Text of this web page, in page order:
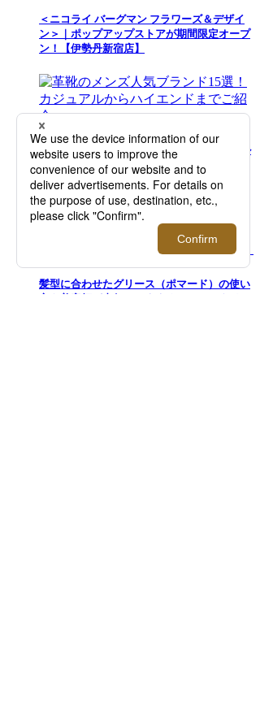
＜ニコライ バーグマン フラワーズ＆デザイ
ン＞｜ポップアップストアが期間限定オープ
ン！【伊勢丹新宿店】
革靴のメンズ人気ブランド15選！カジュアル
からハイエンドまでご紹介
髪型に合わせたグリース（ポマード）の使い
方を美容師が直伝。おすすめのヘアスタイリ